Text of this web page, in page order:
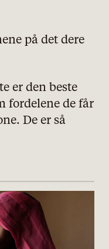
på det dere
er den beste
fordelene de får
De er så